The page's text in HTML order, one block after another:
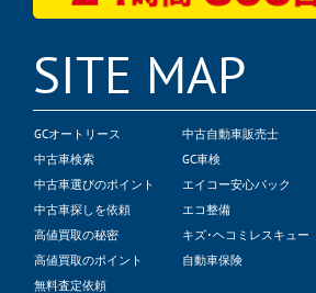
SITE MAP
GCオートリース
中古車検索
中古車選びのポイント
中古車探しを依頼
高値買取の秘密
高値買取のポイント
無料査定依頼
中古自動車販売士
GC車検
エイコー安心パック
エコ整備
キズ･ヘコミレスキュー
自動車保険